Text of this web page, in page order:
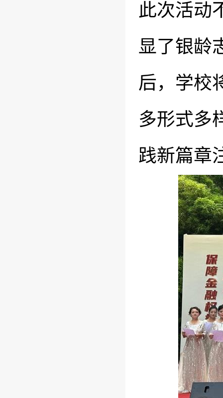
此次活动
显了银龄
后，学校
多形式多
践新篇章